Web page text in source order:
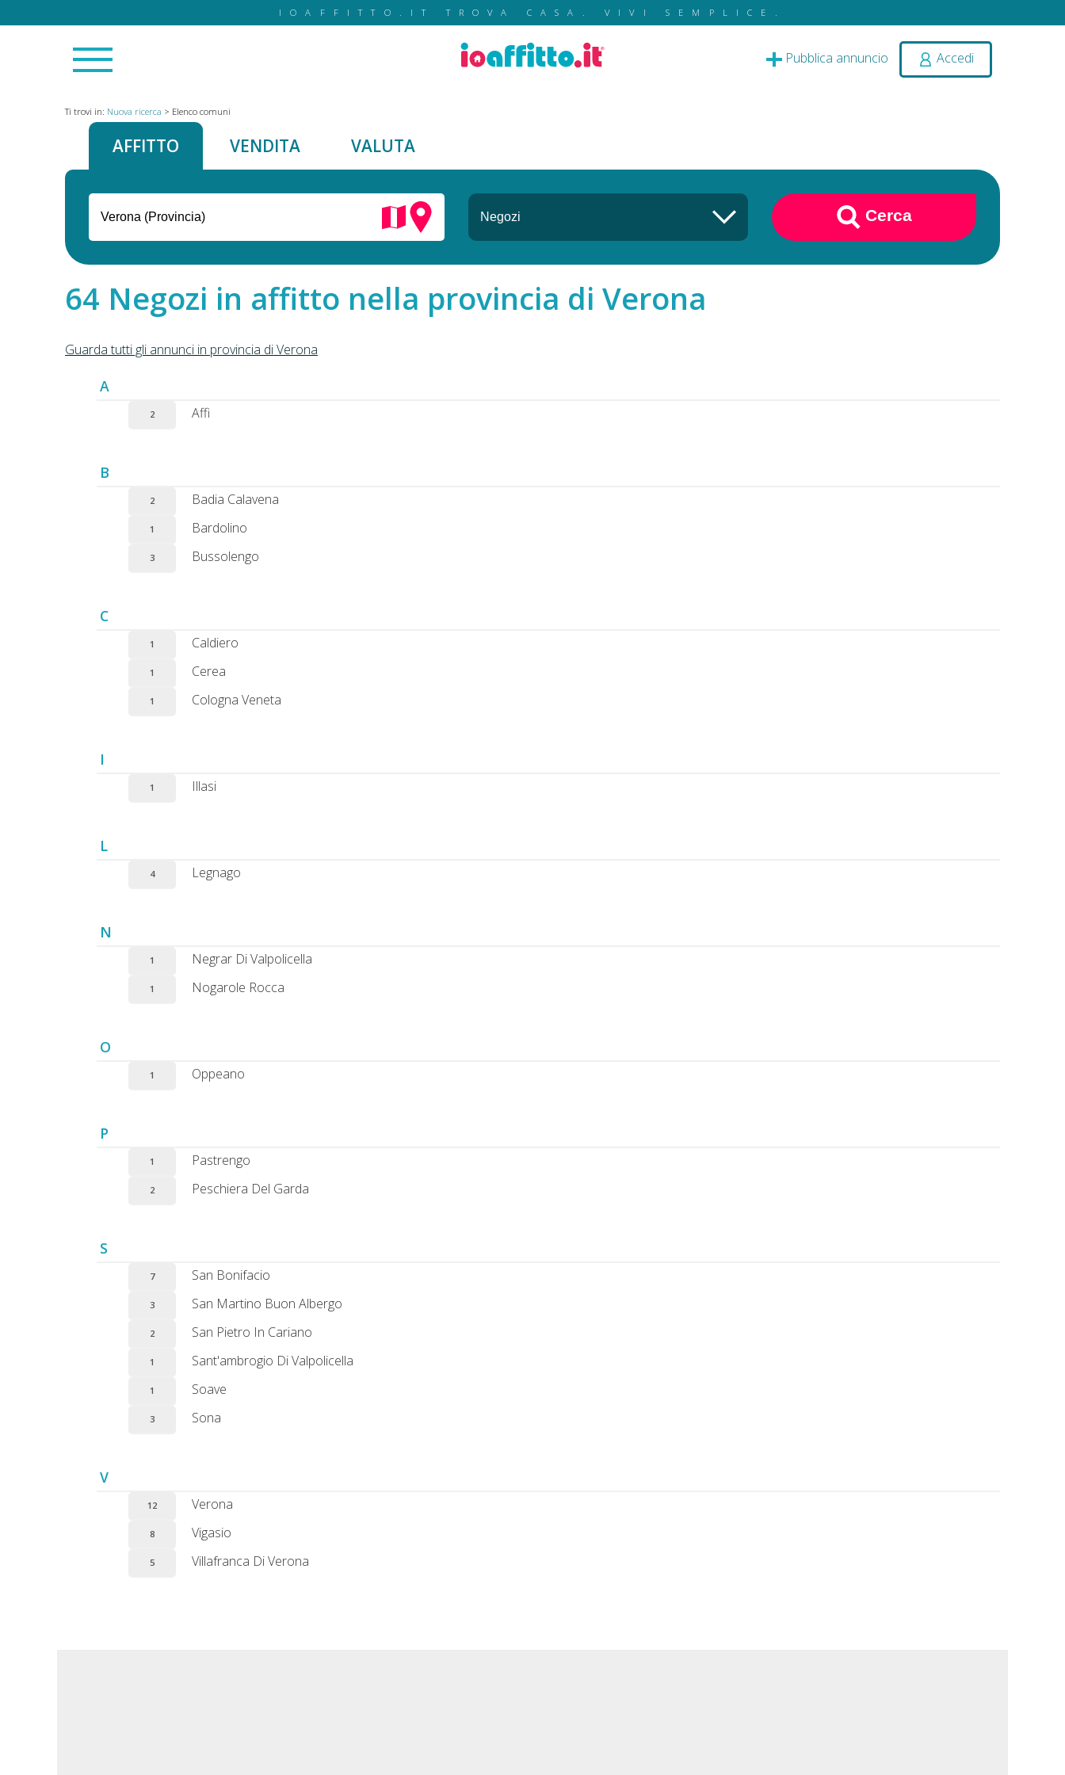
IOAFFITTO.IT TROVA CASA. VIVI SEMPLICE.
Pubblica annuncio Accedi
Ti trovi in: Nuova ricerca > Elenco comuni
AFFITTO VENDITA VALUTA
Cerca
Negozi in affitto nella provincia di Verona
Guarda tutti gli annunci in provincia di Verona
A
2 Affi
B
2 Badia Calavena
1 Bardolino
3 Bussolengo
C
1 Caldiero
1 Cerea
1 Cologna Veneta
I
1 Illasi
L
4 Legnago
N
1 Negrar Di Valpolicella
1 Nogarole Rocca
O
1 Oppeano
P
1 Pastrengo
2 Peschiera Del Garda
S
7 San Bonifacio
3 San Martino Buon Albergo
2 San Pietro In Cariano
1 Sant'ambrogio Di Valpolicella
1 Soave
3 Sona
V
12 Verona
8 Vigasio
5 Villafranca Di Verona